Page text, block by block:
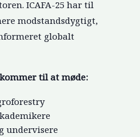
ICAFA-25 har til
modstandsdygtigt,
globalt
til at møde:
undervisere